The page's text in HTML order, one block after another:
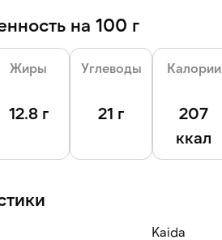
на 100 г
Жиры
12.8 г
Углеводы
21 г
Калории
207
ккал
Kaida